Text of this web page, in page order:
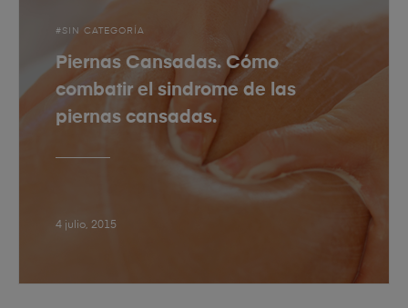
SIN CATEGORÍA
Piernas Cansadas. Cómo
combatir el sindrome de las
piernas cansadas.
4 julio, 2015